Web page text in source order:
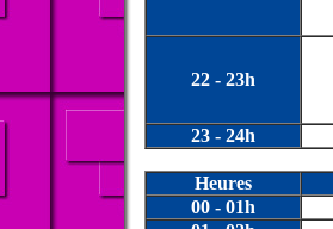
22 - 23h
23 - 24h
Heures
00 - 01h